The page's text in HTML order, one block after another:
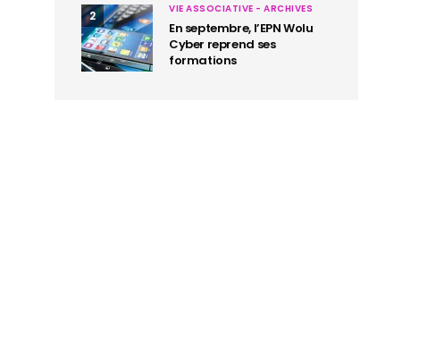
2 VIE ASSOCIATIVE - ARCHIVES
En septembre, l’EPN Wolu
Cyber reprend ses
formations